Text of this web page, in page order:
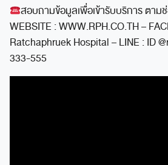
สอบถามข้อมูลเพื่อเข้ารับบริการ ตาม
WEBSITE : WWW.RPH.CO.TH –
Ratchaphruek Hospital – LINE : ID
333-555